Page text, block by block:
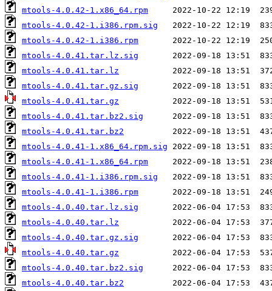
mtools-4.0.42-1.x86_64.rpm
mtools-4.0.42-1.i386.rpm.sig
mtools-4.0.42-1.i386.rpm
mtools-4.0.41.tar.lz.sig
mtools-4.0.41.tar.lz
mtools-4.0.41.tar.gz.sig
mtools-4.0.41.tar.gz
mtools-4.0.41.tar.bz2.sig
mtools-4.0.41.tar.bz2
mtools-4.0.41-1.x86_64.rpm.sig
mtools-4.0.41-1.x86_64.rpm
mtools-4.0.41-1.i386.rpm.sig
mtools-4.0.41-1.i386.rpm
mtools-4.0.40.tar.lz.sig
mtools-4.0.40.tar.lz
mtools-4.0.40.tar.gz.sig
mtools-4.0.40.tar.gz
mtools-4.0.40.tar.bz2.sig
mtools-4.0.40.tar.bz2